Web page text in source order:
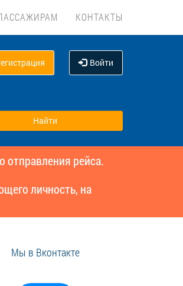
КОНТАКТЫ
Войти
отправления рейса.
личность, на
Мы в Вконтакте